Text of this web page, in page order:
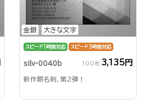
金銀 大きな文字
スピード1時間対応 スピード3時間対応
silv-0040b 100枚 3,135円
新作銀名刺、第2弾！